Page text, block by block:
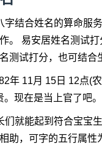
结合姓名的算命服
。 易安居姓名测试
测试打分，也可结合
年 11月 15日 12点(
现在是当上官了吧。
们就能起到符合宝宝
助，可字的五行属